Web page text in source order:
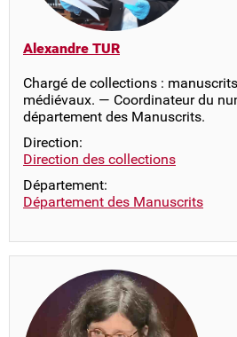
Alexandre TUR
Chargé de collections :
médiévaux. — Coordinateur du
département des Manuscrits.
Direction:
Direction des collections
Département:
Département des Manuscrits